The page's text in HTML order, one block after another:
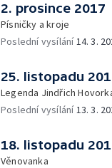
2. prosince 2017
Písničky a kroje
Poslední vysílání14. 3.
25. listopadu
Legenda Jindřich
Poslední vysílání13. 3.
18. listopadu
Věnovanka